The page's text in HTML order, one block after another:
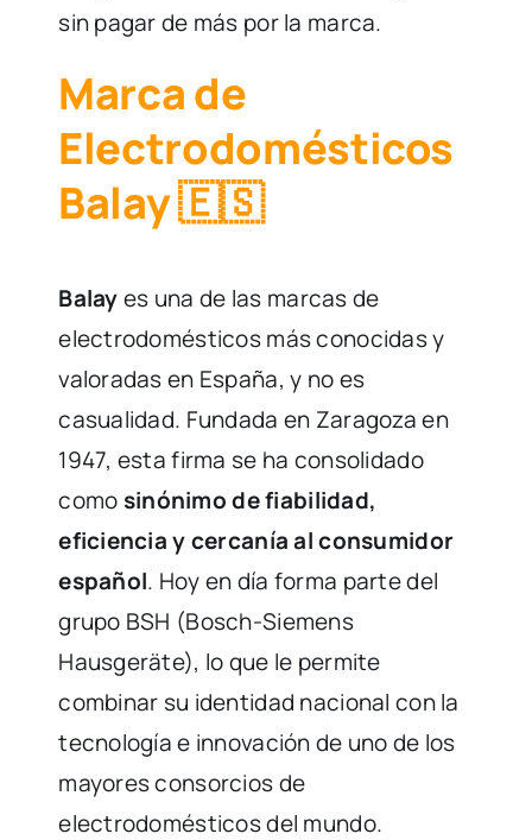
sin pagar de más por la marca.
Marca de
Electrodomésticos
Balay 🇪🇸
Balayes una de las marcas de
electrodomésticos más conocidas y
valoradas en España, y no es
casualidad. Fundada en Zaragoza en
1947, esta firma se ha consolidado
como sinónimo de fiabilidad,
eficiencia y cercanía al consumidor
español. Hoy en día forma parte del
grupo BSH (Bosch-Siemens
Hausgeräte), lo que le permite
combinar su identidad nacional con la
tecnología e innovación de uno de los
mayores consorcios de
electrodomésticos del mundo.